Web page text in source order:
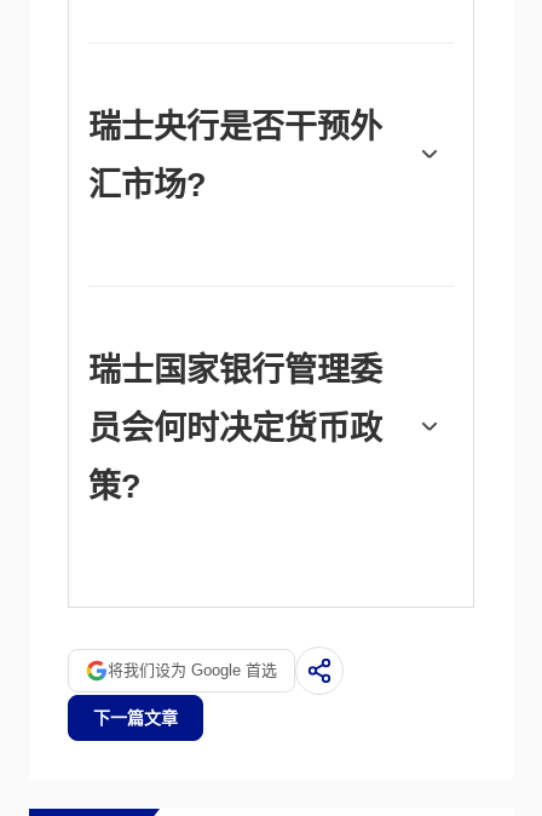
格增长。较高的利率通常对瑞士法郎(CHF)有
利，因为它们会导致更高的收益率，使该国对
投资者更具吸引力。相反，较低的利率往往会
削弱瑞郎。
瑞士央行是否干预外
汇市场?
了与欧元挂钩的政策，以限制瑞郎兑欧元的升
值。央行利用其庞大的外汇储备干预市场，通
期，尤其是能源通胀时期，瑞士央行避免干预
宜，缓冲了瑞士家庭和企业受到的价格冲击。
瑞士国家银行管理委
员会何时决定货币政
策?
估都会导致货币政策决定和中期通胀预测的发
将我们设为 Google 首选
下一篇文章